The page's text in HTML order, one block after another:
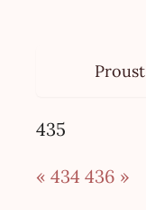
Proust
435
« 434 436 »